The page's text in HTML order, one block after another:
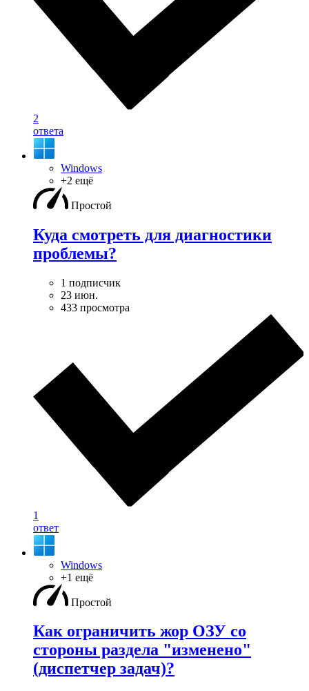
2
ответа
Windows
+2 ещё
Простой
Куда смотреть для диагностики
проблемы?
1 подписчик
23 июн.
433 просмотра
1
ответ
Windows
+1 ещё
Простой
Как ограничить жор ОЗУ со
стороны раздела "изменено"
(диспетчер задач)?